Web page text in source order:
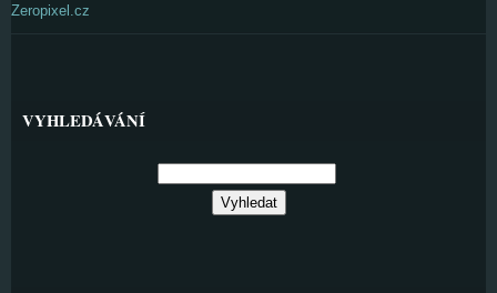
Zeropixel.cz
VYHLEDÁVÁNÍ